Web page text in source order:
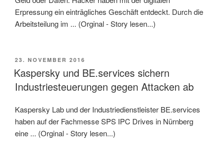
Erpressung ein einträgliches Geschäft entdeckt. Durch die
Arbeitsteilung im ... (Orginal - Story lesen...)
VERÖFFENTLICHT
AM
23. NOVEMBER 2016
Kaspersky und BE.services sichern
Industriesteuerungen gegen Attacken ab
Kaspersky Lab und der Industriedienstleister BE.services
haben auf der Fachmesse SPS IPC Drives in Nürnberg
eine ... (Orginal - Story lesen...)